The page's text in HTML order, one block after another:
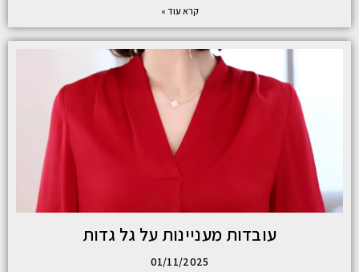
קרא עוד »
עובדות מעניינות על גל גדות
01/11/2025